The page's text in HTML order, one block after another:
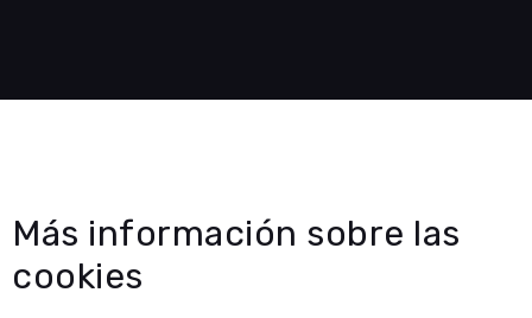
Más información sobre las
cookies